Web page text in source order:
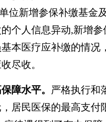
位新增参保补缴基金
个人信息异动,新增
本医疗应补缴的情
尽收。
障水平。 严格执行和
居民医保的最高支付